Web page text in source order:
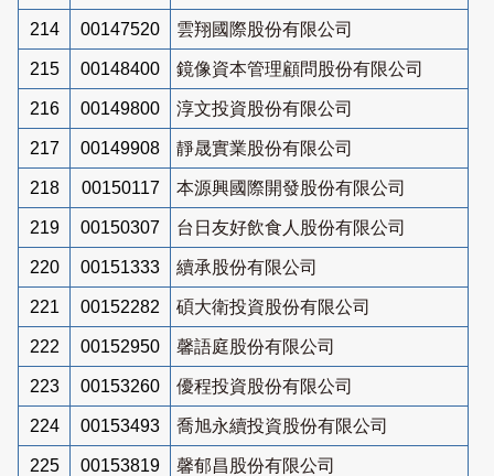
214 00147520 雲翔國際股份有限公司
215 00148400 鏡像資本管理顧問股份有限公司
216 00149800 淳文投資股份有限公司
217 00149908 靜晟實業股份有限公司
218 00150117 本源興國際開發股份有限公司
219 00150307 台日友好飲食人股份有限公司
220 00151333 續承股份有限公司
221 00152282 碩大衛投資股份有限公司
222 00152950 馨語庭股份有限公司
223 00153260 優程投資股份有限公司
224 00153493 喬旭永續投資股份有限公司
225 00153819 馨郁昌股份有限公司